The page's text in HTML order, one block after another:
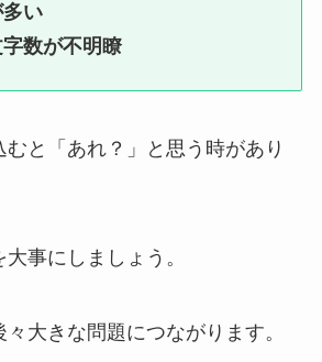
い
数が不明瞭
と「あれ？」と思う時があり
事にしましょう。
大きな問題につながります。